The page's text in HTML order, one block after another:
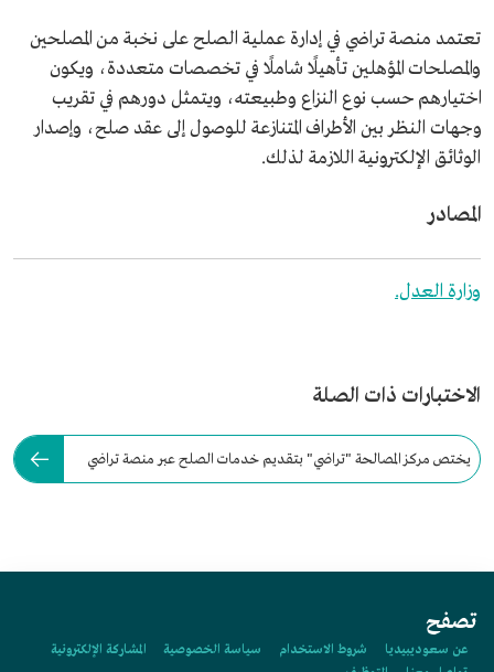
تعتمد منصة تراضي في إدارة عملية الصلح على نخبة من المصلحين
والمصلحات المؤهلين تأهيلًا شاملًا في تخصصات متعددة، ويكون
اختيارهم حسب نوع النزاع وطبيعته، ويتمثل دورهم في تقريب
وجهات النظر بين الأطراف المتنازعة للوصول إلى عقد صلح، وإصدار
الوثائق الإلكترونية اللازمة لذلك.
المصادر
وزارة العدل.
الاختبارات ذات الصلة
يختص مركز المصالحة "تراضي" بتقديم خدمات الصلح عبر منصة تراضي
تصفح
عن سعوديبيديا شروط الاستخدام سياسة الخصوصية
المشاركة الإلكترونية